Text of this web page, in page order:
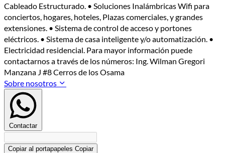
Cableado Estructurado. • Soluciones Inalámbricas Wifi para
conciertos, hogares, hoteles, Plazas comerciales, y grandes
extensiones. • Sistema de control de acceso y portones
eléctricos. • Sistema de casa inteligente y/o automatización. •
Electricidad residencial. Para mayor información puede
contactarnos a través de los números: Ing. Wilman Gregori
Manzana J #8 Cerros de los Osama
Sobre nosotros
Contactar
Copiar al portapapeles Copiar